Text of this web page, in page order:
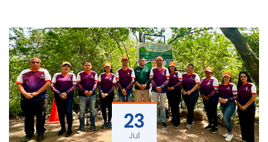
23
Jul